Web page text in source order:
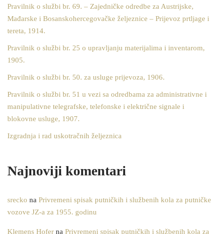
Pravilnik o službi br. 69. – Zajedničke odredbe za Austrijske,
Mađarske i Bosanskohercegovačke željeznice – Prijevoz prtljage i
tereta, 1914.
Pravilnik o službi br. 25 o upravljanju materijalima i inventarom,
1905.
Pravilnik o službi br. 50. za usluge prijevoza, 1906.
Pravilnik o službi br. 51 u vezi sa odredbama za administrativne i
manipulativne telegrafske, telefonske i električne signale i
blokovne usluge, 1907.
Izgradnja i rad uskotračnih željeznica
Najnoviji komentari
srecko na Privremeni spisak putničkih i službenih kola za putničke
vozove JZ-a za 1955. godinu
Klemens Hofer na Privremeni spisak putničkih i službenih kola za